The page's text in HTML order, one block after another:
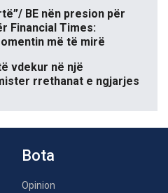
BE nën presion për
Financial Times:
më të mirë
vdekur në një
rrethanat e ngjarjes
Bota
Opinion